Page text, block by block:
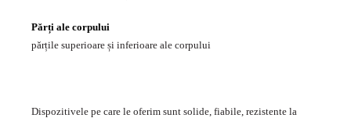
Părți ale corpului
părțile superioare și inferioare ale corpului
Dispozitivele pe care le oferim sunt solide, fiabile, rezistente la